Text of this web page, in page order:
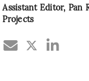
Assistant Editor, Pan
Projects